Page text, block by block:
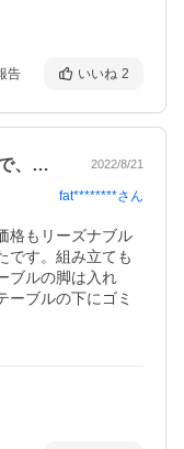
告 いいね 2
シンプルでちょうど使いやすそうで、価格… 2022/8/21
fat********さん
格もリーズナブル
です。組み立ても
ブルの脚は入れ
ーブルの下にゴミ